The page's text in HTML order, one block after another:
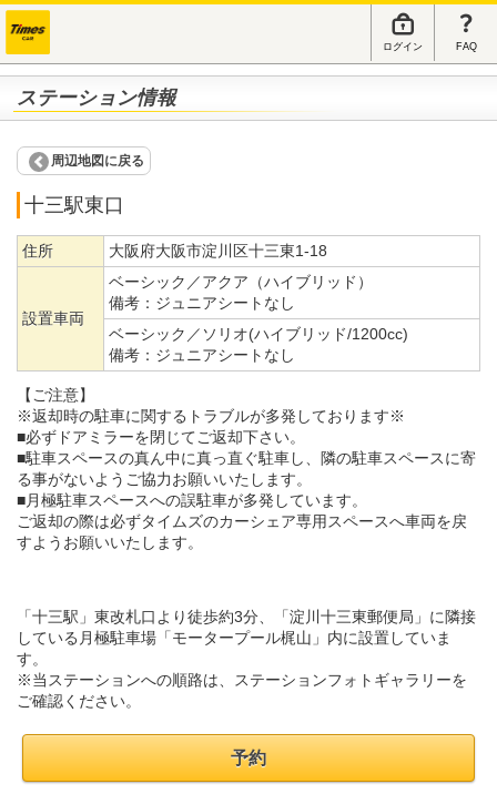
ログイン FAQ
ステーション情報
周辺地図に戻る
十三駅東口
住所 大阪府大阪市淀川区十三東1-18
設置車両
ベーシック／アクア（ハイブリッド）
備考： ジュニアシートなし
ベーシック／ソリオ(ハイブリッド/1200cc)
備考： ジュニアシートなし
【ご注意】
※返却時の駐車に関するトラブルが多発しております※
■必ずドアミラーを閉じてご返却下さい。
■駐車スペースの真ん中に真っ直ぐ駐車し、隣の駐車スペースに寄
る事がないようご協力お願いいたします。
■月極駐車スペースへの誤駐車が多発しています。
ご返却の際は必ずタイムズのカーシェア専用スペースへ車両を戻
すようお願いいたします。
「十三駅」東改札口より徒歩約3分、「淀川十三東郵便局」に隣接
している月極駐車場「モータープール梶山」内に設置していま
す。
※当ステーションへの順路は、ステーションフォトギャラリーを
ご確認ください。
予約